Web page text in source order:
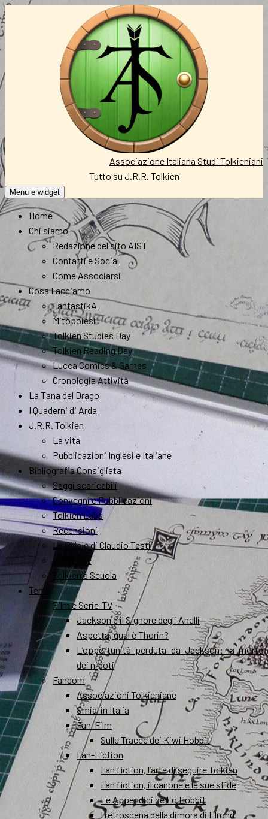
Vai
al
Associazione Italiana Studi Tolkieniani
Tutto su J.R.R. Tolkien
Menu e widget
Home
Chi siamo
Redazione del sito AIST
Contatti e Social
Come Associarsi
Cosa Facciamo
FantastikA
Mitopoiesi
Tolkien Studies Day
Tolkien Reading Day
Lucca Comics & Games
Cronologia Attività
La Tana del Drago
I Quaderni di Arda
J.R.R. Tolkien
La vita
Pubblicazioni Inglesi e Italiane
Bibliografia Consigliata
Saggi scaricabili
Convegni e Pubblicazioni
Tolkien Labs
Recensioni
Le Pillole di Claudio Testi
Interviste
Tolkien a Scuola
Temi
Film e Serie-TV
Jackson e il Signore degli Anelli
Aspetta, qual è Thorin?
L’opportunità perduta da Jackson: la morte
dei nipoti
Fandom
Associazioni Tolkieniane
Smial in Italia
Fan-Film
Sulle Tracce dei Kiwi Hobbit
Fan-Fiction
Fan fiction, l’arte di seguire Tolkien
Fan fiction, il canone e le sue sfide
Le Appendici de Lo Hobbit
I retroscena della dimora di Elrond